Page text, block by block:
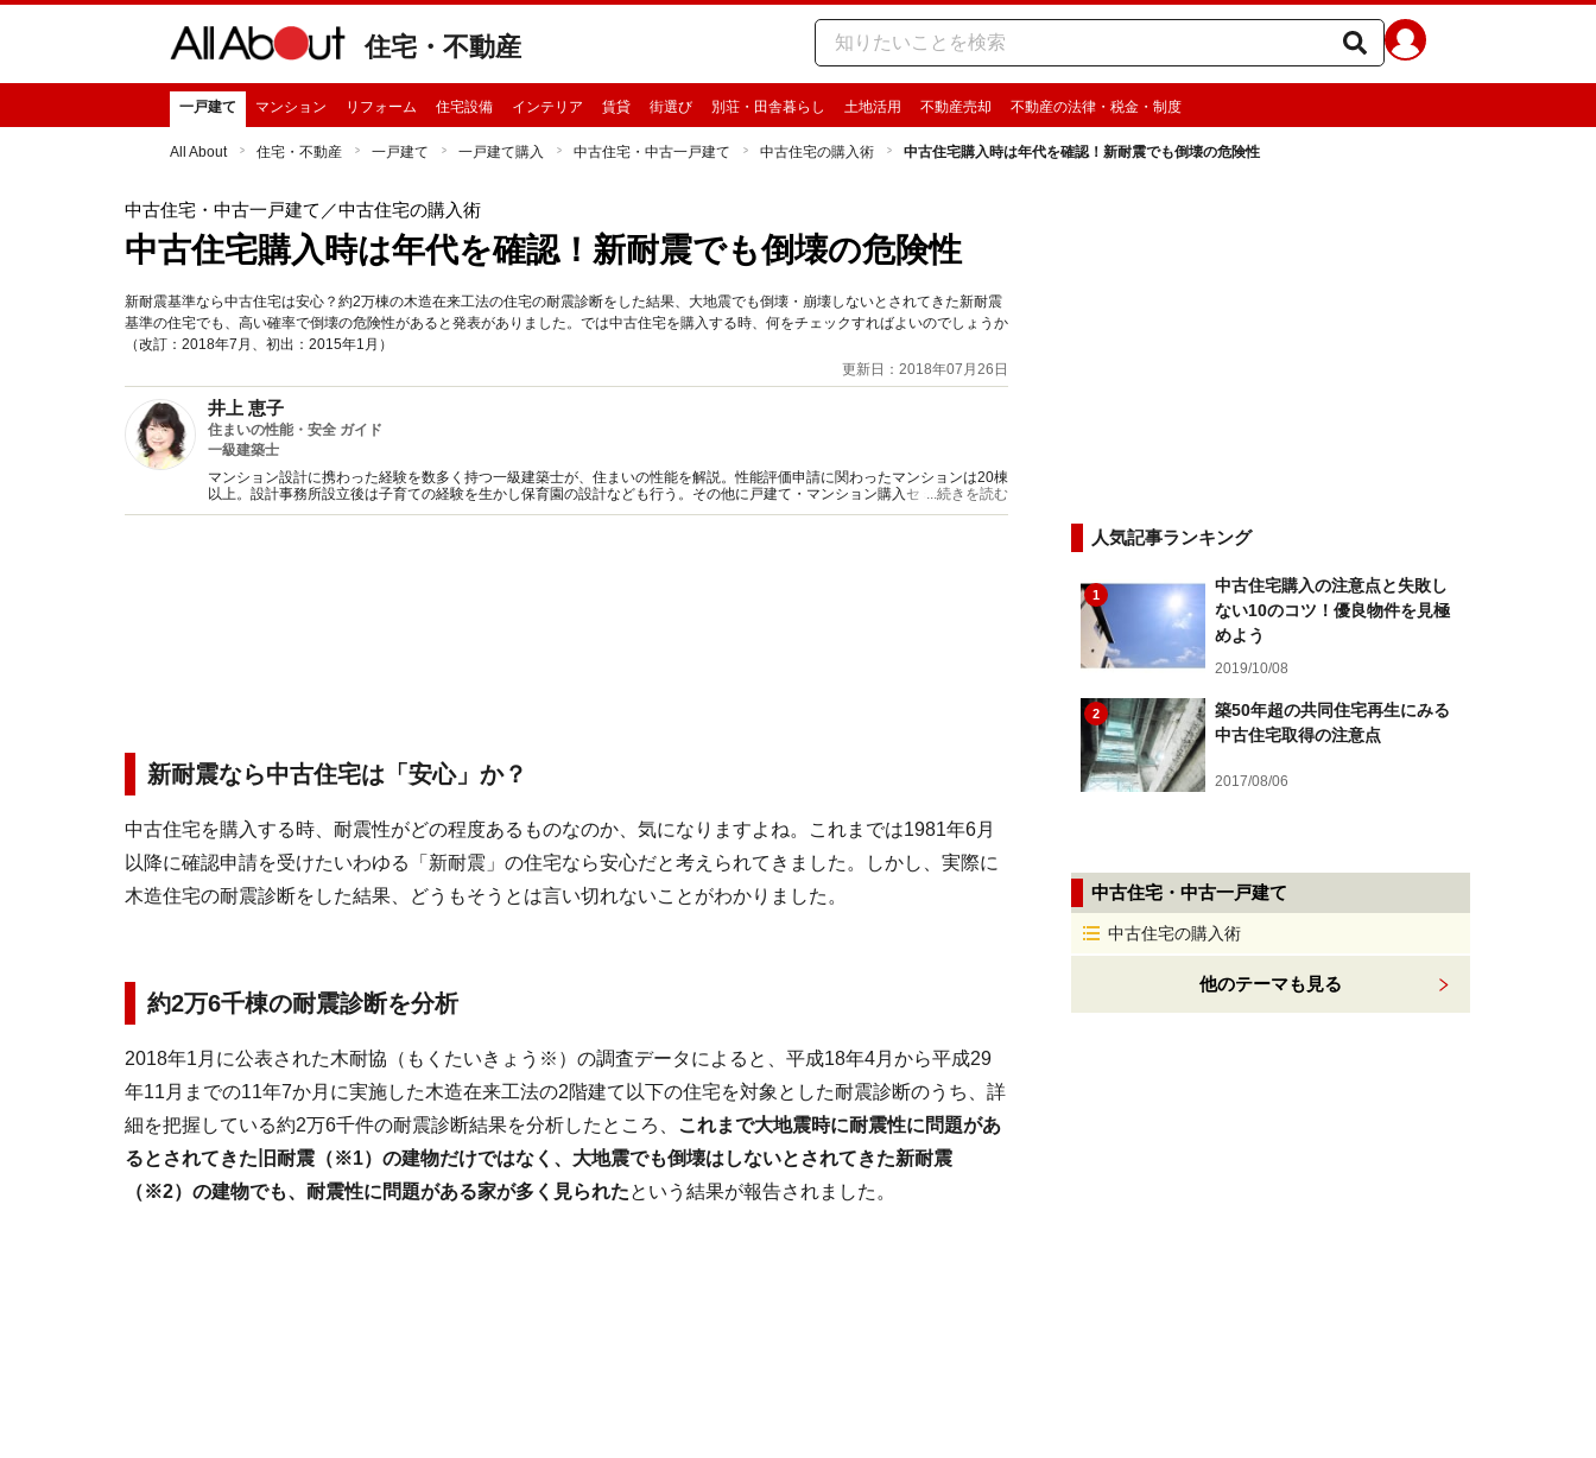
住宅・不動産
一戸建て マンション リフォーム 住宅設備 インテリア 賃貸 街選び 別荘・田舎暮らし 土地活用 不動産売却 不動産の法律・税金・制度
All About 住宅・不動産 一戸建て 一戸建て購入 中古住宅・中古一戸建て 中古住宅の購入術 中古住宅購入時は年代を確認！新耐震でも倒壊の危険性
中古住宅・中古一戸建て ／中古住宅の購入術
中古住宅購入時は年代を確認！新耐震でも倒壊の危険性
新耐震基準なら中古住宅は安心？約2万棟の木造在来工法の住宅の耐震診断をした結果、大地震でも倒壊・崩壊しないとされてきた新耐震
基準の住宅でも、高い確率で倒壊の危険性があると発表がありました。では中古住宅を購入する時、何をチェックすればよいのでしょうか
（改訂：2018年7月、初出：2015年1月）
更新日：2018年07月26日
井上 恵子
住まいの性能・安全 ガイド
一級建築士
マンション設計に携わった経験を数多く持つ一級建築士が、住まいの性能を解説。性能評価申請に関わったマンションは20棟
以上。設計事務所設立後は子育ての経験を生かし保育園の設計なども行う。その他に戸建て・マンション購入セミナー講師、
新聞へのコラム連載など。
...続きを読む
新耐震なら中古住宅は「安心」か？
中古住宅を購入する時、耐震性がどの程度あるものなのか、気になりますよね。これまでは1981年6月
以降に確認申請を受けたいわゆる「新耐震」の住宅なら安心だと考えられてきました。しかし、実際に
木造住宅の耐震診断をした結果、どうもそうとは言い切れないことがわかりました。
約2万6千棟の耐震診断を分析
2018年1月に公表された木耐協（もくたいきょう※）の調査データによると、平成18年4月から平成29
年11月までの11年7か月に実施した木造在来工法の2階建て以下の住宅を対象とした耐震診断のうち、詳
細を把握している約2万6千件の耐震診断結果を分析したところ、
これまで大地震時に耐震性に問題があ
るとされてきた旧耐震（※1）の建物だけではなく、大地震でも倒壊はしないとされてきた新耐震
（※2）の建物でも、耐震性に問題がある家が多く見られたという結果が報告されました。
人気記事ランキング
1
中古住宅購入の注意点と失敗し
ない10のコツ！優良物件を見極
めよう
2019/10/08
2
築50年超の共同住宅再生にみる
中古住宅取得の注意点
2017/08/06
中古住宅・中古一戸建て
中古住宅の購入術
他のテーマも見る